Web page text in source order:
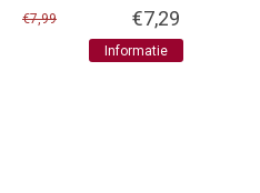
€7,99 €7,29
Informatie